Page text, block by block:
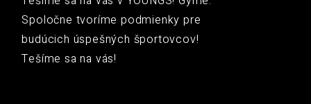
Spoločne tvoríme podmienky pre
budúcich úspešných športovcov!
Tešíme sa na vás!